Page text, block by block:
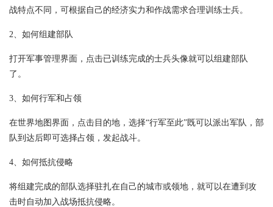
战特点不同，可根据自己的经济实力和作战需求合理训练士兵。
2、如何组建部队
打开军事管理界面，点击已训练完成的士兵头像就可以组建部队
了。
3、如何行军和占领
在世界地图界面，点击目的地，选择“行军至此”既可以派出军队，部
队到达后即可选择占领，发起战斗。
4、如何抵抗侵略
将组建完成的部队选择驻扎在自己的城市或领地，就可以在遭到攻
击时自动加入战场抵抗侵略。